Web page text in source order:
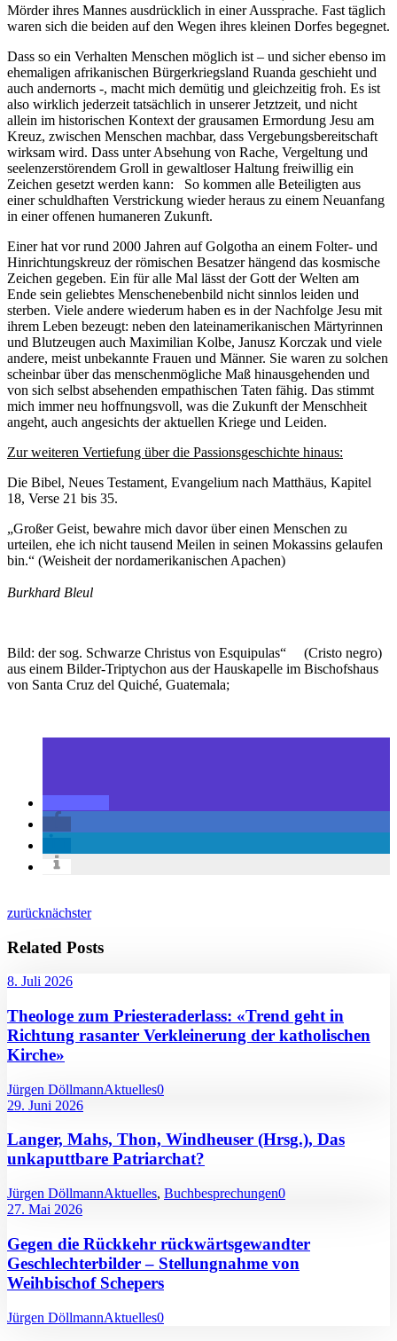
Mörder ihres Mannes ausdrücklich in einer Aussprache. Fast täglich
waren sich die beiden auf den Wegen ihres kleinen Dorfes begegnet.
Dass so ein Verhalten Menschen möglich ist – und sicher ebenso im
ehemaligen afrikanischen Bürgerkriegsland Ruanda geschieht und
auch andernorts -, macht mich demütig und gleichzeitig froh. Es ist
also wirklich jederzeit tatsächlich in unserer Jetztzeit, und nicht
allein im historischen Kontext der grausamen Ermordung Jesu am
Kreuz, zwischen Menschen machbar, dass Vergebungsbereitschaft
wirksam wird. Dass unter Absehung von Rache, Vergeltung und
seelenzerstörendem Groll in gewaltloser Haltung freiwillig ein
Zeichen gesetzt werden kann: So kommen alle Beteiligten aus
einer schuldhaften Verstrickung wieder heraus zu einem Neuanfang
in einer offenen humaneren Zukunft.
Einer hat vor rund 2000 Jahren auf Golgotha an einem Folter- und
Hinrichtungskreuz der römischen Besatzer hängend das kosmische
Zeichen gegeben. Ein für alle Mal lässt der Gott der Welten am
Ende sein geliebtes Menschenebenbild nicht sinnlos leiden und
sterben. Viele andere wiederum haben es in der Nachfolge Jesu mit
ihrem Leben bezeugt: neben den lateinamerikanischen Märtyrinnen
und Blutzeugen auch Maximilian Kolbe, Janusz Korczak und viele
andere, meist unbekannte Frauen und Männer. Sie waren zu solchen
scheinbar über das menschenmögliche Maß hinausgehenden und
von sich selbst absehenden empathischen Taten fähig. Das stimmt
mich immer neu hoffnungsvoll, was die Zukunft der Menschheit
angeht, auch angesichts der aktuellen Kriege und Leiden.
Zur weiteren Vertiefung über die Passionsgeschichte hinaus:
Die Bibel, Neues Testament, Evangelium nach Matthäus, Kapitel
18, Verse 21 bis 35.
„Großer Geist, bewahre mich davor über einen Menschen zu
urteilen, ehe ich nicht tausend Meilen in seinen Mokassins gelaufen
bin.“ (Weisheit der nordamerikanischen Apachen)
Burkhard Bleul
Bild: der sog. Schwarze Christus von Esquipulas“ (Cristo negro)
aus einem Bilder-Triptychon aus der Hauskapelle im Bischofshaus
von Santa Cruz del Quiché, Guatemala;
zurücknächster
Related Posts
8. Juli 2026
Theologe zum Priesteraderlass: «Trend geht in
Richtung rasanter Verkleinerung der katholischen
Kirche»
Jürgen DöllmannAktuelles0
29. Juni 2026
Langer, Mahs, Thon, Windheuser (Hrsg.), Das
unkaputtbare Patriarchat?
Jürgen DöllmannAktuelles, Buchbesprechungen0
27. Mai 2026
Gegen die Rückkehr rückwärtsgewandter
Geschlechterbilder – Stellungnahme von
Weihbischof Schepers
Jürgen DöllmannAktuelles0